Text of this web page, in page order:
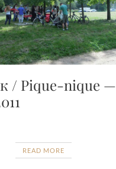
/ Pique-nique —
READ MORE